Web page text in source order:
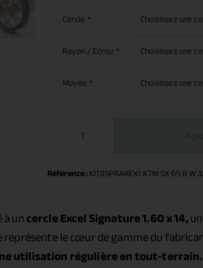
Cercle *
Rayon / Écrou *
Moyeu *
Référence :KIT85PRAREX1 KTM SX 65 B W
à uncercle Excel Signature 1.60 x 14,
le cœur de gamme du
utilisation régulière en tout-terrain.